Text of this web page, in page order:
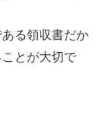
る領収書だか
とが大切で